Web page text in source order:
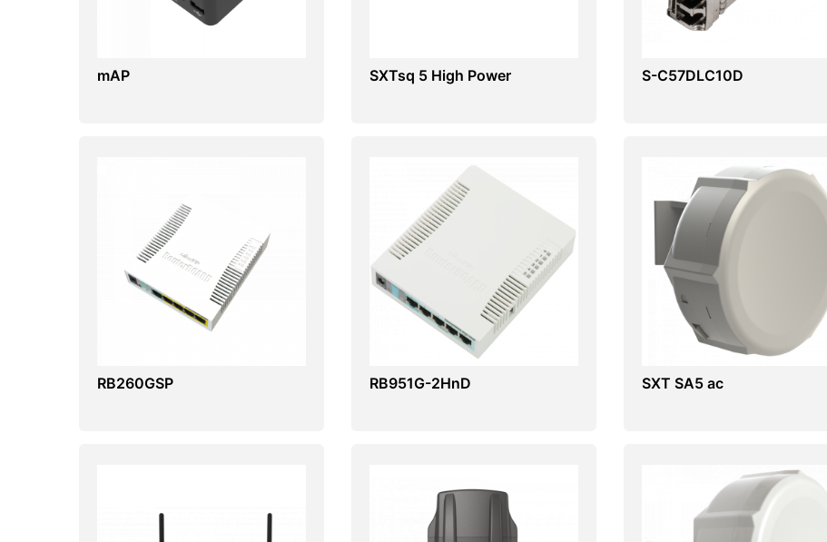
mAP SXTsq 5 High Power S-C57DLC10D
RB260GSP RB951G-2HnD SXT SA5 ac